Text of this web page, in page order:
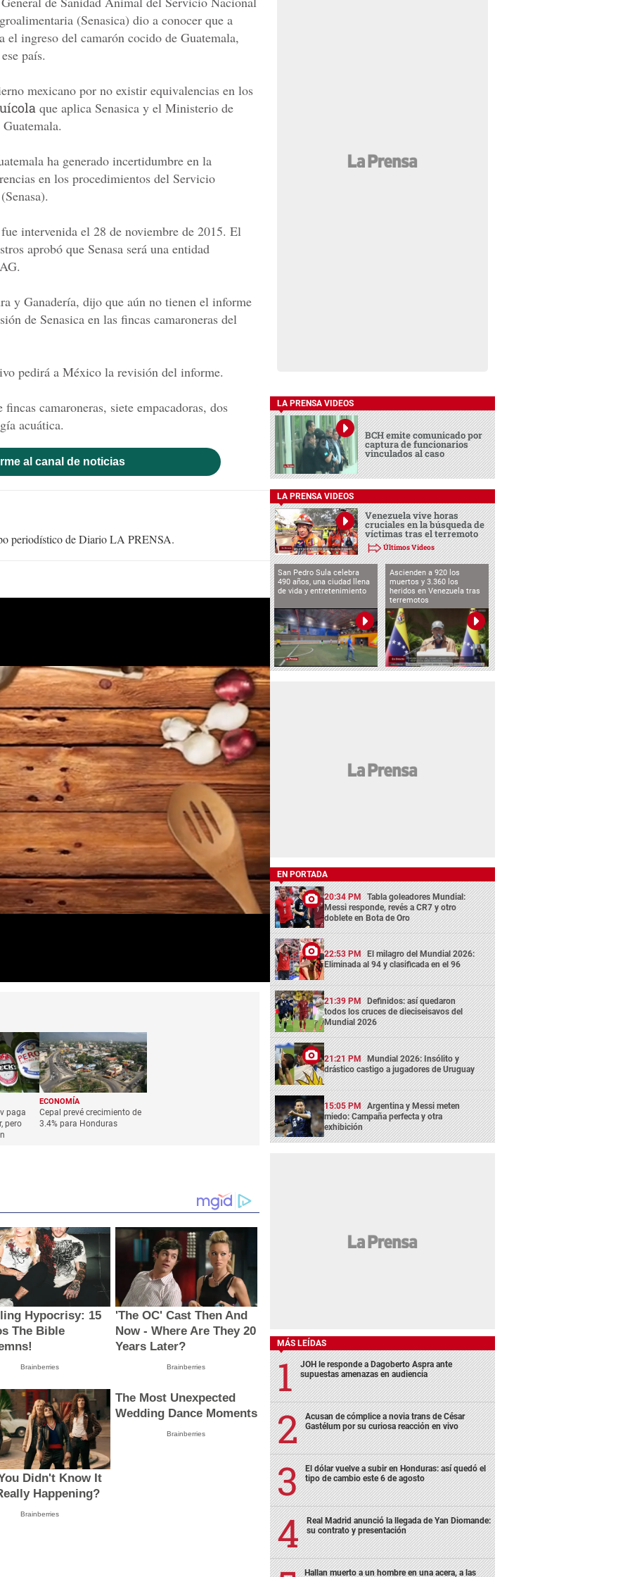
(Senasica) dio a conocer que a
el ingreso del camarón cocido de Guatemala,
país.
mexicano por no existir equivalencias en los
que aplica Senasica y el Ministerio de
ha generado incertidumbre en la
en los procedimientos del Servicio
intervenida el 28 de noviembre de 2015. El
aprobó que Senasa será una entidad
y Ganadería, dijo que aún no tienen el informe
de Senasica en las fincas camaroneras del
pedirá a México la revisión del informe.
camaroneras, siete empacadoras, dos
acuática.
al canal de noticias
periodístico de Diario LA PRENSA.
paga
Cepal prevé crecimiento de
LA PRENSA VIDEOS
BCH emite comunicado por
captura de funcionarios
vinculados al caso
LA PRENSA VIDEOS
Venezuela vive horas
cruciales en la búsqueda de
víctimas tras el terremoto
Últimos Videos
San Pedro Sula celebra
490 años, una ciudad llena
de vida y entretenimiento
Ascienden a 920 los
muertos y 3.360 los
heridos en Venezuela tras
terremotos
EN PORTADA
20:34 PM Tabla goleadores Mundial:
Messi responde, revés a CR7 y otro
doblete en Bota de Oro
22:53 PM El milagro del Mundial 2026:
Eliminada al 94 y clasificada en el 96
21:39 PM Definidos: así quedaron
todos los cruces de dieciseisavos del
Mundial 2026
21:21 PM Mundial 2026: Insólito y
drástico castigo a jugadores de Uruguay
15:05 PM Argentina y Messi meten
miedo: Campaña perfecta y otra
exhibición
MÁS LEÍDAS
JOH le responde a Dagoberto Aspra ante
supuestas amenazas en audiencia
Acusan de cómplice a novia trans de César
Gastélum por su curiosa reacción en vivo
El dólar vuelve a subir en Honduras: así quedó el
tipo de cambio este 6 de agosto
Real Madrid anunció la llegada de Yan Diomande:
su contrato y presentación
Hallan muerto a un hombre en una acera, a las